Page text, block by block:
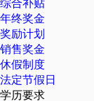
综合补贴
年终奖金
奖励计划
销售奖金
休假制度
法定节假日
学历要求